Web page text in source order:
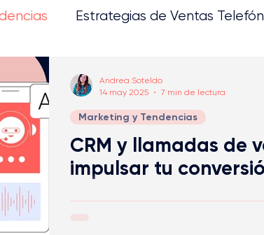
Estrategias de Ventas
Tecnología
CRM y llamadas de
impulsar tu
Marketing y Tendencias
Andrea Soteldo
14 may 2025
7 min de lectura